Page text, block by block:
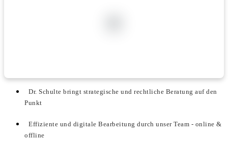
Dr. Schulte bringt strategische und rechtliche Beratung auf den
Punkt
Effiziente und digitale Bearbeitung durch unser Team - online &
offline